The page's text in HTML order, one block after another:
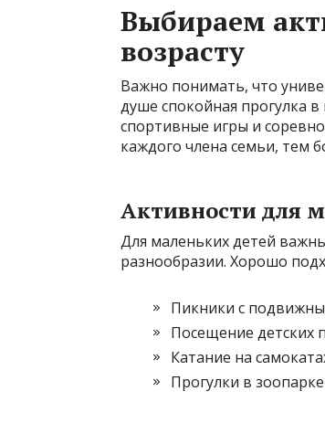
Выбираем
возрасту
Важно понимать, что
душе спокойная прогулка
спортивные игры и
каждого члена семьи, тем
Активности для
Для маленьких детей
разнообразии. Хорошо
Пикники с
Посещение детских
Катание на
Прогулки в